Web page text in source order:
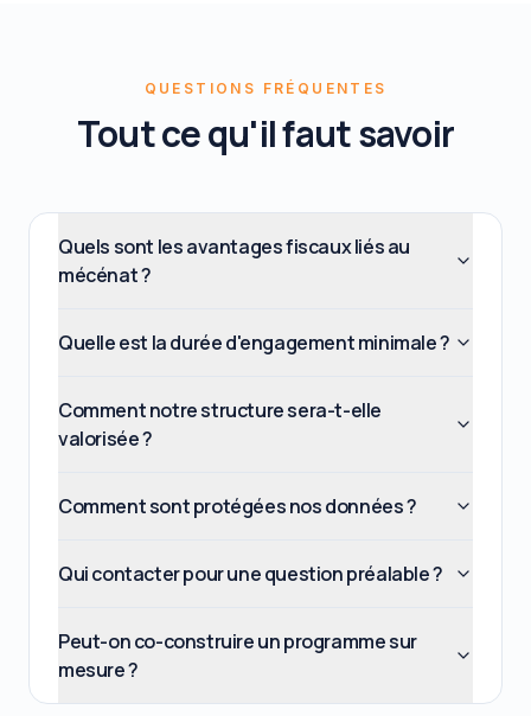
QUESTIONS FRÉQUENTES
Tout ce qu'il faut savoir
Quels sont les avantages fiscaux liés au
mécénat ?
Quelle est la durée d'engagement minimale ?
Comment notre structure sera-t-elle
valorisée ?
Comment sont protégées nos données ?
Qui contacter pour une question préalable ?
Peut-on co-construire un programme sur
mesure ?